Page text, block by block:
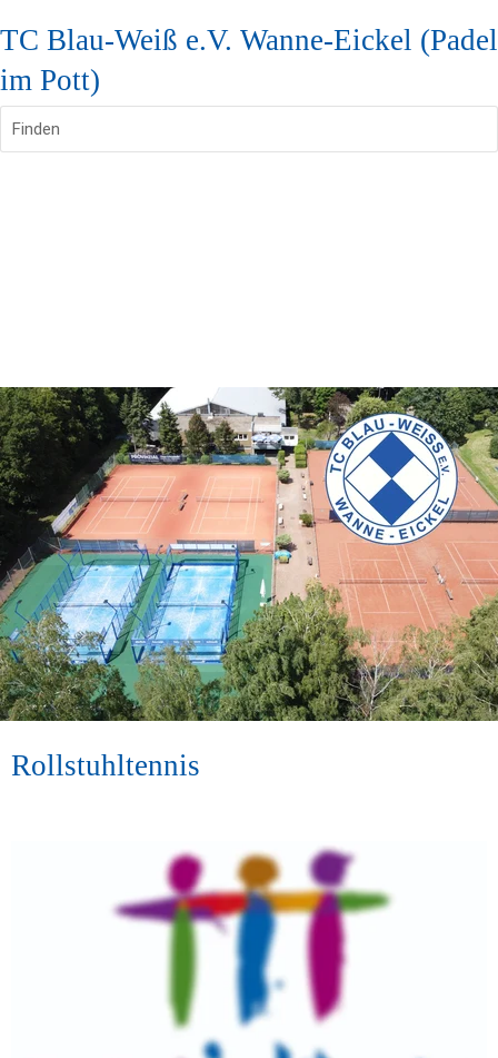
TC Blau-Weiß e.V. Wanne-Eickel (Padel
im Pott)
Finden
Rollstuhltennis
In diesem Jahr haben wir unsere Rollstuhltennis-Abteilung
eröffnet. Dafür haben wir zwei extra angefertigte
Tennisrollstühle. Beide tragen das BW-Logo, einer davon trägt
den Namen seines Fahrers: Samuel Mirzaian. Leicht und wendig
kommt sie daher, damit die Richtungswechsel wie von selbst